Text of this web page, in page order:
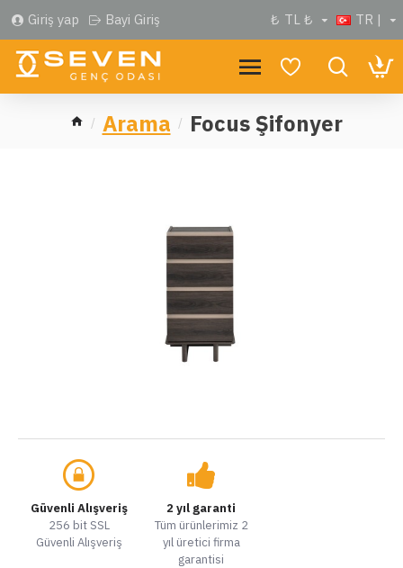
Giriş yap Bayi Giriş ₺ TL ₺ TR |
Arama Focus Şifonyer
Güvenli Alışveriş
256 bit SSL
Güvenli Alışveriş
2 yıl garanti
Tüm ürünlerimiz 2
yıl üretici firma
garantisi